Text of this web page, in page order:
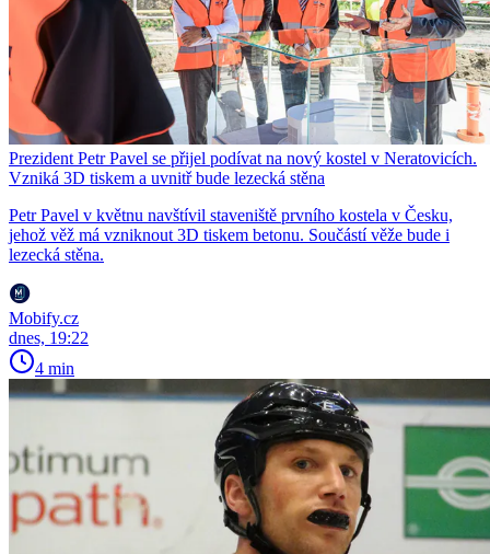
Prezident Petr Pavel se přijel podívat na nový kostel v Neratovicích.
Vzniká 3D tiskem a uvnitř bude lezecká stěna
Petr Pavel v květnu navštívil staveniště prvního kostela v Česku,
jehož věž má vzniknout 3D tiskem betonu. Součástí věže bude i
lezecká stěna.
Mobify.cz
dnes, 19:22
4 min